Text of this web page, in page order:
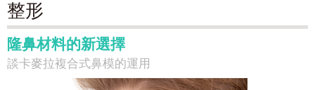
整形
隆鼻材料的新選擇
談卡麥拉複合式鼻模的運用